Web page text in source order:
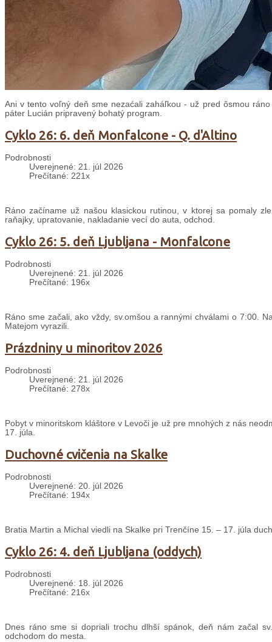
Ani v tento voľný deň sme nezaćali zaháľkou - už pred ôsmou
páter Lucián pripravený bohatý program.
Cyklo 26: 6. deň Monfalcone - Q. d'Altino
Podrobnosti
Uverejnené: 21. júl 2026
Prečítané: 221x
Ráno začíname už našou klasickou rutinou, v ktorej sa pomaly
raňajky, upratovanie, nakladanie vecí do auta, odchod.
Cyklo 26: 5. deň Ljubljana - Monfalcone
Podrobnosti
Uverejnené: 21. júl 2026
Prečítané: 196x
Ráno sme začali, ako vždy, sv.omšou a rannými chválami o 7:00.
Matejom vyrazili.
Prázdniny u minoritov 2026
Podrobnosti
Uverejnené: 21. júl 2026
Prečítané: 278x
Pobyt v minoritskom kláštore v Levoči je už pre mnohých z nás
17. júla.
Duchovné cvičenia na Skalke
Podrobnosti
Uverejnené: 20. júl 2026
Prečítané: 194x
Bratia Martin a Michal viedli na Skalke pri Trenčíne 15. – 17. júla
Cyklo 26: 4. deň Ljubljana (oddych)
Podrobnosti
Uverejnené: 18. júl 2026
Prečítané: 216x
Dnes ráno sme si dopriali trochu dlhší spánok, deň nám začal
odchodom do mesta.